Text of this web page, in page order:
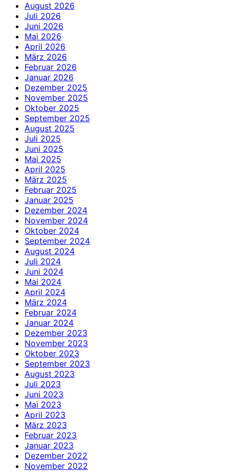
August 2026
Juli 2026
Juni 2026
Mai 2026
April 2026
März 2026
Februar 2026
Januar 2026
Dezember 2025
November 2025
Oktober 2025
September 2025
August 2025
Juli 2025
Juni 2025
Mai 2025
April 2025
März 2025
Februar 2025
Januar 2025
Dezember 2024
November 2024
Oktober 2024
September 2024
August 2024
Juli 2024
Juni 2024
Mai 2024
April 2024
März 2024
Februar 2024
Januar 2024
Dezember 2023
November 2023
Oktober 2023
September 2023
August 2023
Juli 2023
Juni 2023
Mai 2023
April 2023
März 2023
Februar 2023
Januar 2023
Dezember 2022
November 2022